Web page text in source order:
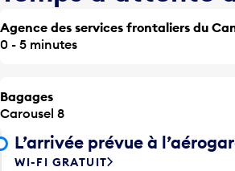
Agence des services frontaliers du
0 - 5 minutes
Bagages
Carousel 8
L’arrivée prévue à
WI-FI GRATUIT